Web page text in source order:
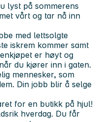
lyst på sommerens
vårt og tar nå inn
med lettsolgte
iskrem kommer samt
er høyt og
du kjører inn i gaten.
mennesker, som
Din jobb blir å selge
for en butikk på hjul!
hverdag. Du får